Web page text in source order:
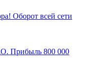
Оборот всей сети
Прибыль 800 000